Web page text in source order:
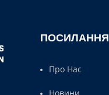
ПОСИЛАННЯ
Про Нас